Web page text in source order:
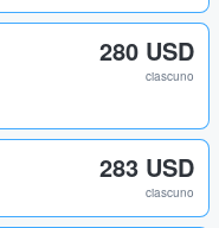
280 USD
ciascuno
283 USD
ciascuno